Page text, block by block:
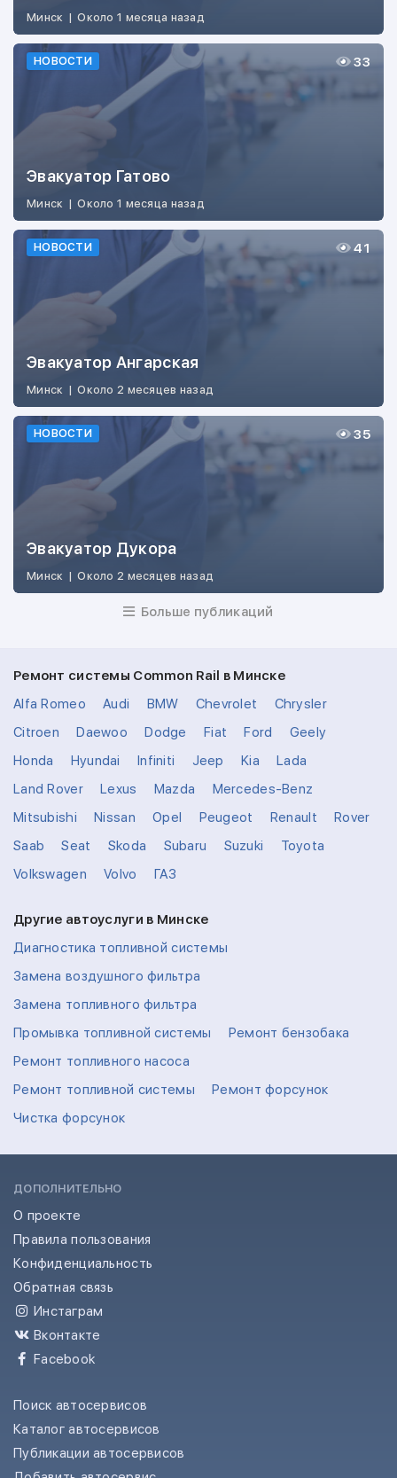
Минск | Около 1 месяца назад
НОВОСТИ
Эвакуатор Гатово
Минск | Около 1 месяца назад
33
НОВОСТИ
Эвакуатор Ангарская
Минск | Около 2 месяцев назад
41
НОВОСТИ
Эвакуатор Дукора
Минск | Около 2 месяцев назад
35
Больше публикаций
Ремонт системы Common Rail в Минске
Alfa Romeo
Audi BMW Chevrolet
Chrysler
Citroen
Daewoo Dodge Fiat Ford
Geely
Honda
Hyundai Infiniti Jeep Kia
Lada
Land Rover
Lexus Mazda
Mercedes-Benz
Mitsubishi
Nissan Opel Peugeot Renault
Rover
Saab
Seat Skoda Subaru Suzuki
Toyota
Volkswagen
Volvo ГАЗ
Другие автоуслуги в Минске
Диагностика топливной системы
Замена воздушного фильтра
Замена топливного фильтра
Промывка топливной системы
Ремонт бензобака
Ремонт топливного насоса
Ремонт топливной системы
Ремонт форсунок
Чистка форсунок
ДОПОЛНИТЕЛЬНО
О проекте
Правила пользования
Конфиденциальность
Обратная связь
Инстаграм
Вконтакте
Facebook
Поиск автосервисов
Каталог автосервисов
Публикации автосервисов